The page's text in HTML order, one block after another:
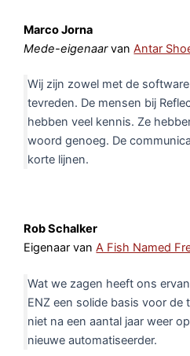
Marco Jorna
Mede-eigenaarvan Antar
Wij zijn zowel met de
tevreden. De mensen bij
hebben veel kennis. Ze
woord genoeg. De
korte lijnen.
Rob Schalker
Eigenaar vanA Fish Named
Wat we zagen heeft ons
ENZ een solide basis voor
niet na een aantal jaar weer
nieuwe automatiseerder.